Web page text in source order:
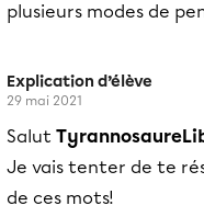
plusieurs modes de
Explication d’élève
29 mai 2021
Salut
Je vais tenter de te
de ces mots!